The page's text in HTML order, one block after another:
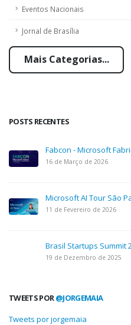
Eventos Nacionais
Jornal de Brasília
Mais Categorias...
POSTS RECENTES
Fabcon - Microsoft
16 de Março de 2026
Microsoft AI Tour São
11 de Fevereiro de 2026
Brasil Startups Summit
19 de Dezembro de 2025
TWEETS POR@JORGEMAIA
Tweets por jorgemaia